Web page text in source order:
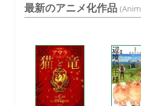
最新のアニメ化作品